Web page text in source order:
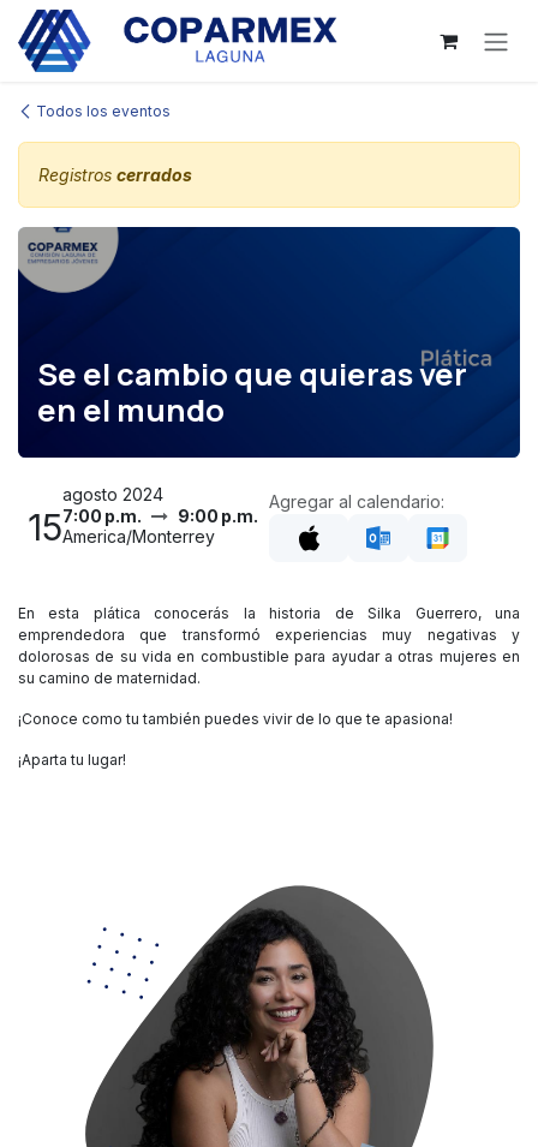
Ir al contenido
Todos los eventos
Registros cerrados
Se el cambio que quieras ver
en el mundo
15
agosto 2024
7:00 p.m.
9:00 p.m.
America/Monterrey
Agregar al calendario:
En esta plática conocerás la historia de Silka Guerrero, una
emprendedora que transformó experiencias muy negativas y
dolorosas de su vida en combustible para ayudar a otras mujeres en
su camino de maternidad.
¡Conoce como tu también puedes vivir de lo que te apasiona!
¡Aparta tu lugar!